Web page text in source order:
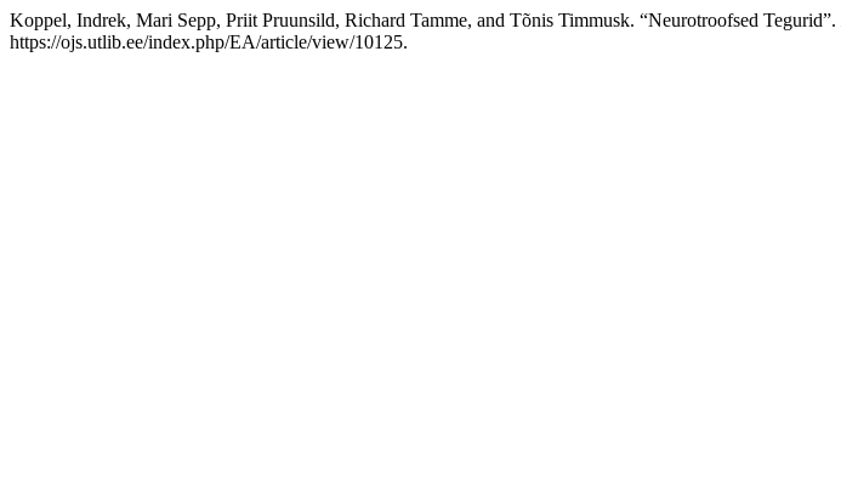
Koppel, Indrek, Mari Sepp, Priit Pruunsild, Richard Tamme, and Tõnis Timmusk. “Neurotroofsed Tegurid”.
https://ojs.utlib.ee/index.php/EA/article/view/10125.